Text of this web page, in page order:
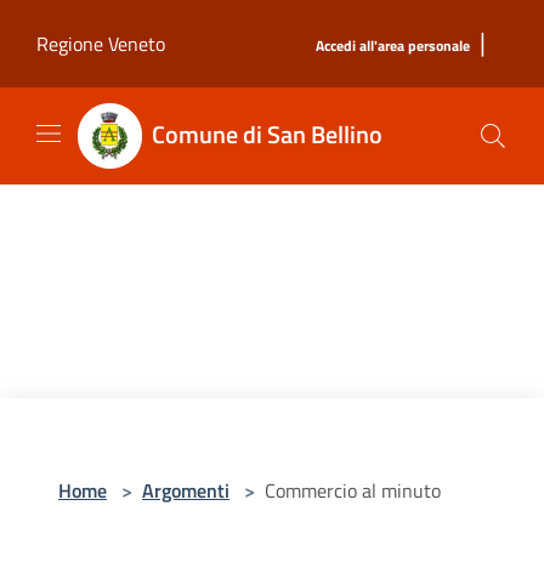
Regione Veneto
Accedi all'area personale |
Comune di San Bellino
Home > Argomenti > Commercio al minuto